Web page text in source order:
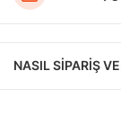
NASIL SİPARİŞ